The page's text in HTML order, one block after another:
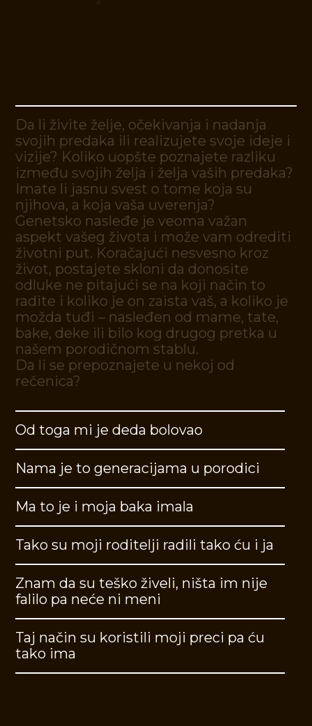
Da li živite želje, očekivanja i nadanja
svojih predaka ili realizujete svoje ideje i
vizije? Koliko uopšte poznajete razliku
između svojih želja i želja vaših predaka?
Imate li jasnu svest o tome koja su
njihova, a koja vaša uverenja?
Genetsko nasleđe je veoma važan
aspekt vašeg života i može vam odrediti
životni put. Koračajući nesvesno kroz
život, postajete skloni da donosite
odluke ne pitajući se na koji način to
radite i koliko je on zaista vaš, a koliko je
možda tuđi – nasleđen od mame, tate,
bake, deke ili bilo kog drugog pretka u
našem porodičnom stablu.
Da li se prepoznajete u nekoj od
rečenica?
Od toga mi je deda bolovao
Nama je to generacijama u porodici
Ma to je i moja baka imala
Tako su moji roditelji radili tako ću i ja
Znam da su teško živeli, ništa im nije
falilo pa neće ni meni
Taj način su koristili moji preci pa ću
tako ima